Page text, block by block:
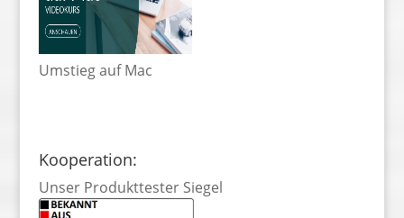
Umstieg auf Mac
Kooperation:
Unser Produkttester Siegel